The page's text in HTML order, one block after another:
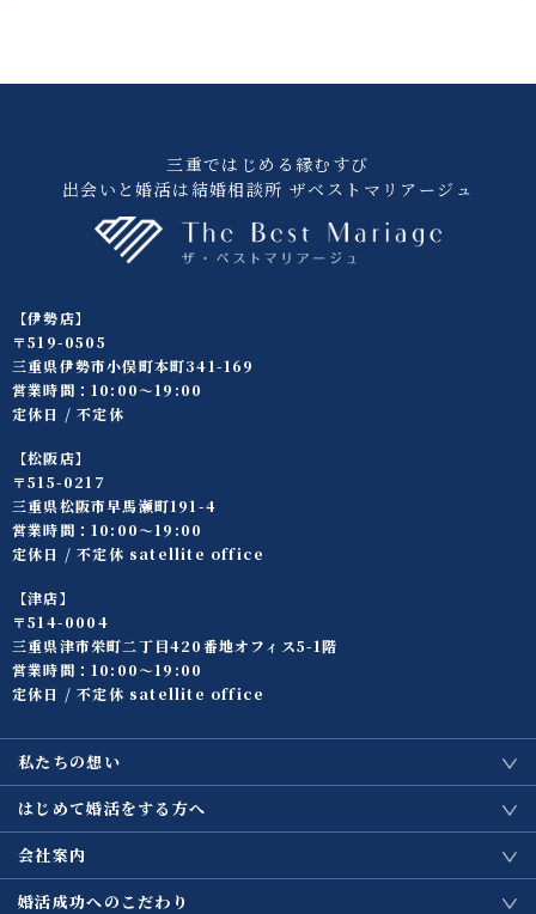
三重ではじめる縁むすび
出会いと婚活は結婚相談所 ザベストマリアージュ
【伊勢店】
〒519-0505
三重県伊勢市小俣町本町341-169
営業時間：10:00〜19:00
定休日 / 不定休
【松阪店】
〒515-0217
三重県松阪市早馬瀬町191-4
営業時間：10:00〜19:00
定休日 / 不定休 satellite office
【津店】
〒514-0004
三重県津市栄町二丁目420番地オフィス5-1階
営業時間：10:00〜19:00
定休日 / 不定休 satellite office
私たちの想い
はじめて婚活をする方へ
会社案内
婚活成功へのこだわり